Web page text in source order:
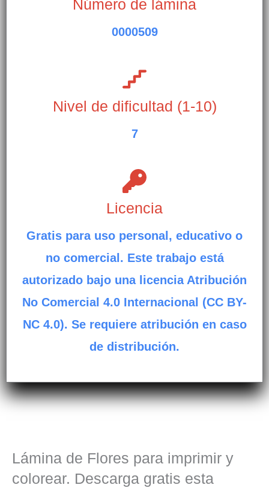
Número de lámina
0000509
Nivel de dificultad (1-10)
7
Licencia
Gratis para uso personal, educativo o
no comercial. Este trabajo está
autorizado bajo una licencia Atribución
No Comercial 4.0 Internacional (CC BY-
NC 4.0). Se requiere atribución en caso
de distribución.
Lámina de Flores para imprimir y
colorear. Descarga gratis esta